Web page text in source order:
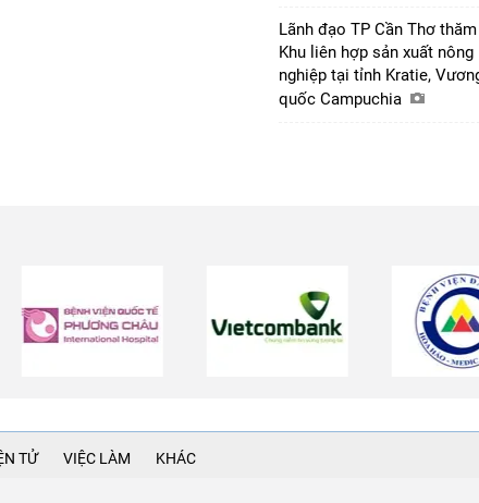
Lãnh đạo TP Cần Thơ thăm
Khu liên hợp sản xuất nông
nghiệp tại tỉnh Kratie,
quốc Campuchia
TỬ VIỆC LÀM KHÁC